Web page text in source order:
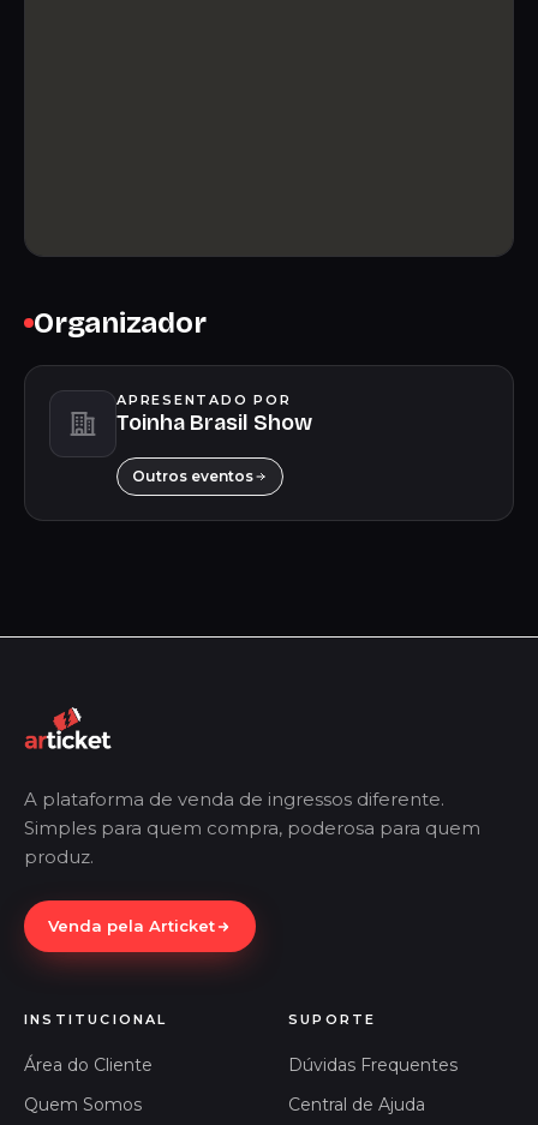
Organizador
APRESENTADO POR
Toinha Brasil Show
Outros eventos
A plataforma de venda de ingressos diferente.
Simples para quem compra, poderosa para quem
produz.
Venda pela Articket
INSTITUCIONAL
Área do Cliente
Quem Somos
SUPORTE
Dúvidas Frequentes
Central de Ajuda